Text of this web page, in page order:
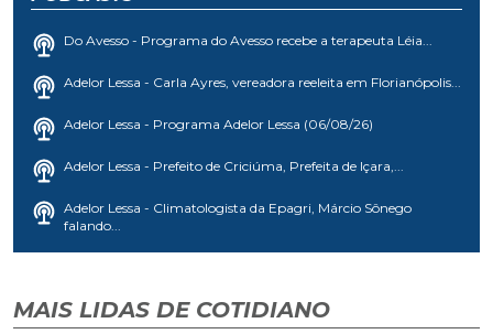
Do Avesso - Programa do Avesso recebe a terapeuta Léia...
Adelor Lessa - Carla Ayres, vereadora reeleita em Florianópolis...
Adelor Lessa - Programa Adelor Lessa (06/08/26)
Adelor Lessa - Prefeito de Criciúma, Prefeita de Içara,...
Adelor Lessa - Climatologista da Epagri, Márcio Sônego
falando...
MAIS LIDAS DE COTIDIANO